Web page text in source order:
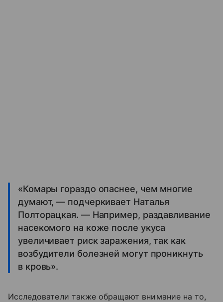
«Комары гораздо опаснее, чем многие
думают, — подчеркивает Наталья
Полторацкая. — Например, раздавливание
насекомого на коже после укуса
увеличивает риск заражения, так как
возбудители болезней могут проникнуть
в кровь».
Исследователи также обращают внимание на то,